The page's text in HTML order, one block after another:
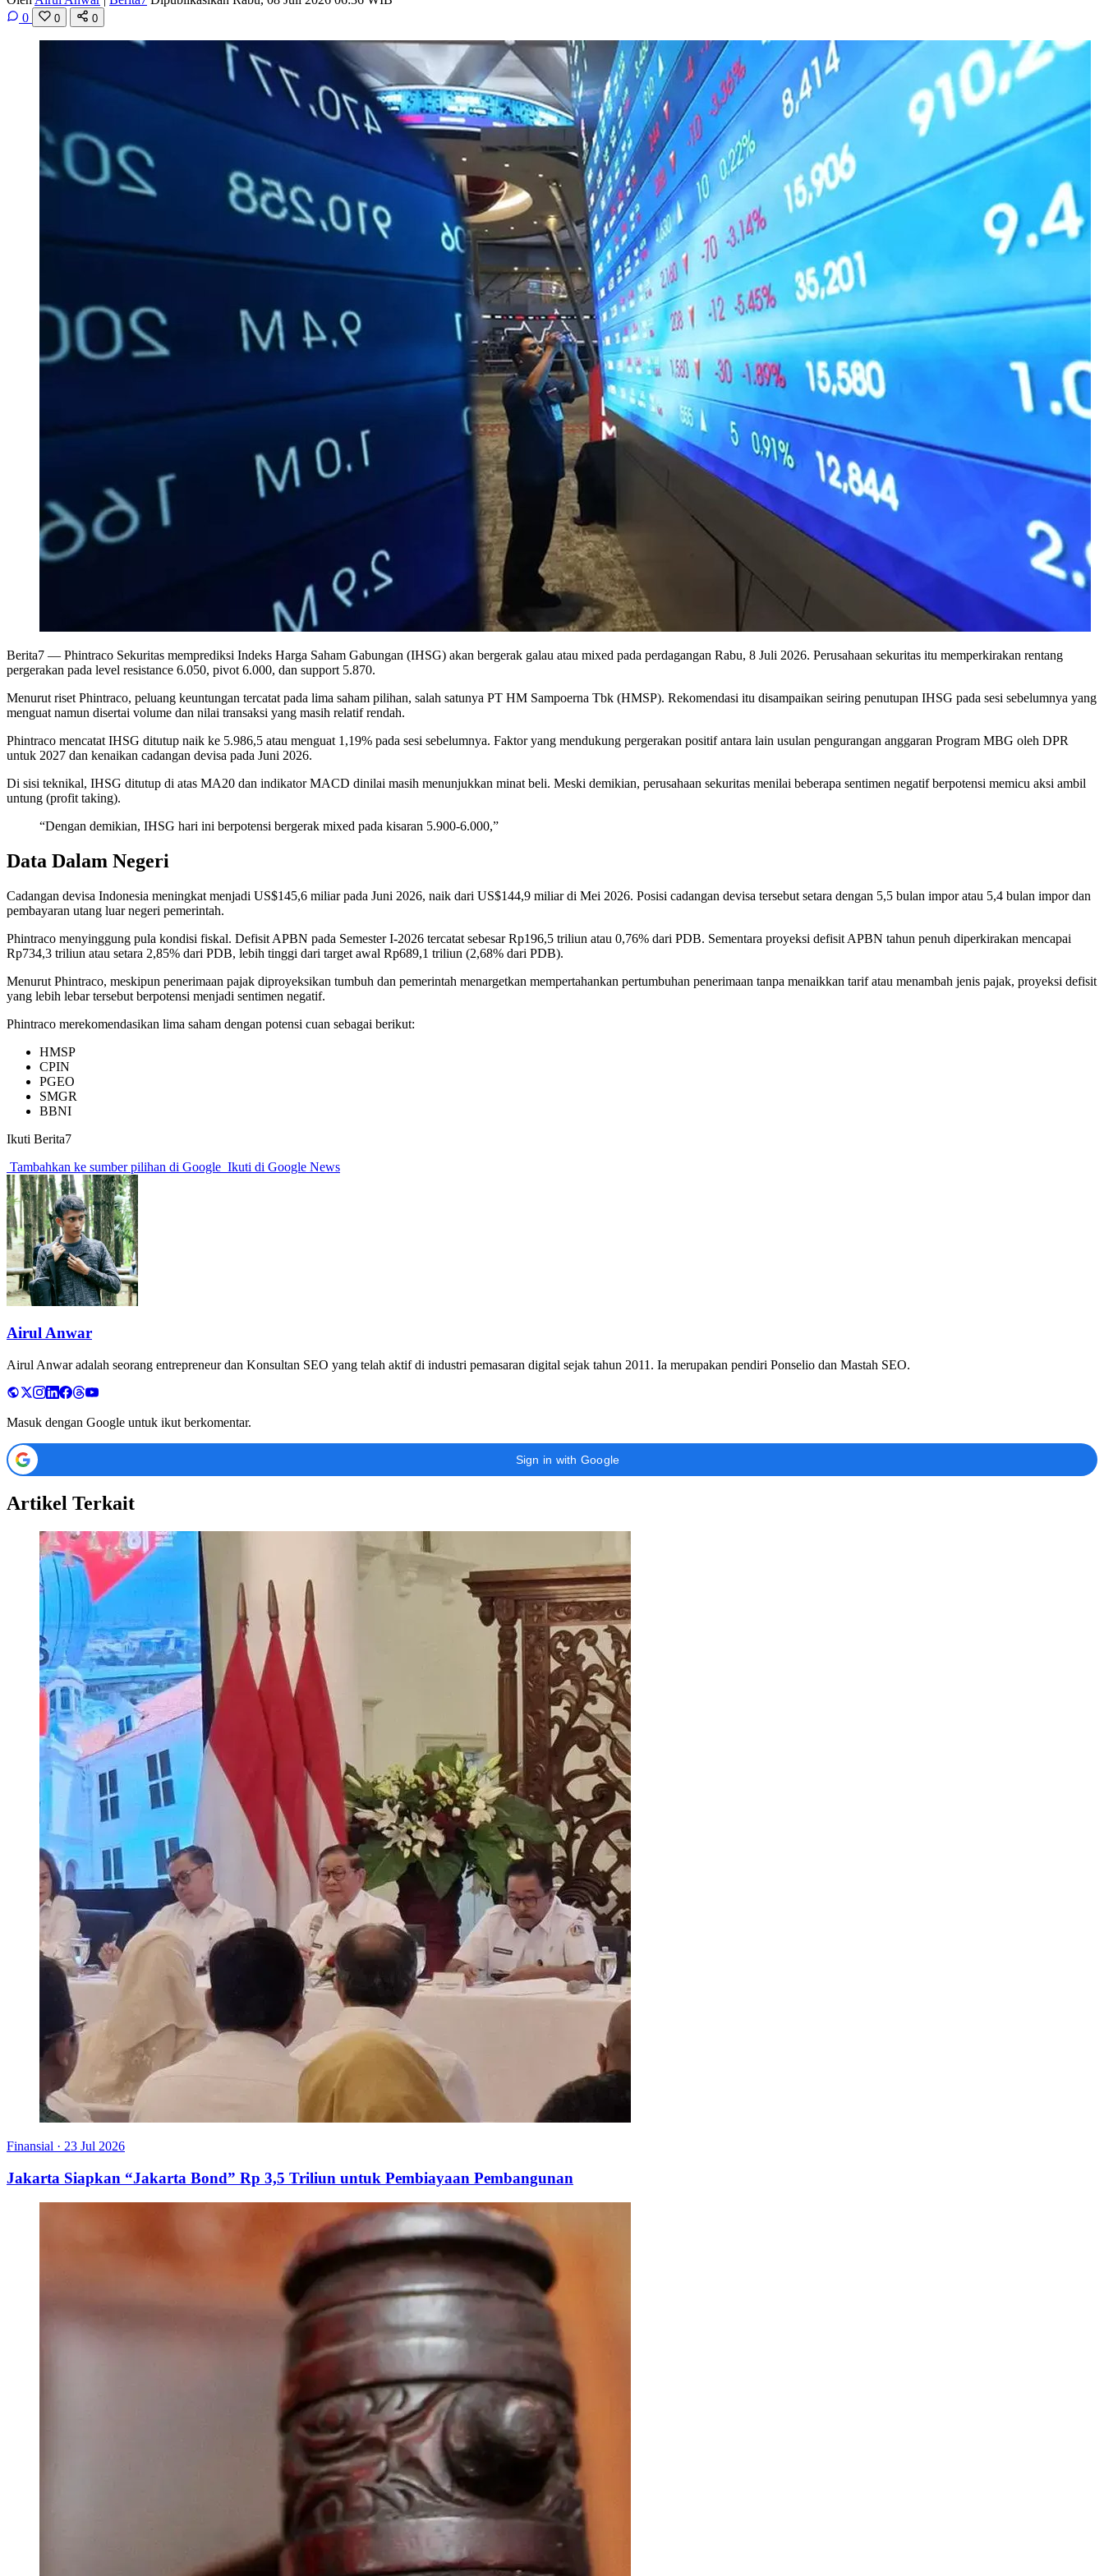
0
0 0
Berita7 — Phintraco Sekuritas memprediksi Indeks Harga Saham Gabungan (IHSG) akan bergerak galau atau mixed pada perdagangan Rabu, 8 Juli 2026. Perusahaan sekuritas itu memperkirakan rentang
pergerakan pada level resistance 6.050, pivot 6.000, dan support 5.870.
Menurut riset Phintraco, peluang keuntungan tercatat pada lima saham pilihan, salah satunya PT HM Sampoerna Tbk (HMSP). Rekomendasi itu disampaikan seiring penutupan IHSG pada sesi sebelumnya yang
menguat namun disertai volume dan nilai transaksi yang masih relatif rendah.
Phintraco mencatat IHSG ditutup naik ke 5.986,5 atau menguat 1,19% pada sesi sebelumnya. Faktor yang mendukung pergerakan positif antara lain usulan pengurangan anggaran Program MBG oleh DPR
untuk 2027 dan kenaikan cadangan devisa pada Juni 2026.
Di sisi teknikal, IHSG ditutup di atas MA20 dan indikator MACD dinilai masih menunjukkan minat beli. Meski demikian, perusahaan sekuritas menilai beberapa sentimen negatif berpotensi memicu aksi ambil
untung (profit taking).
“Dengan demikian, IHSG hari ini berpotensi bergerak mixed pada kisaran 5.900-6.000,”
Data Dalam Negeri
Cadangan devisa Indonesia meningkat menjadi US$145,6 miliar pada Juni 2026, naik dari US$144,9 miliar di Mei 2026. Posisi cadangan devisa tersebut setara dengan 5,5 bulan impor atau 5,4 bulan impor dan
pembayaran utang luar negeri pemerintah.
Phintraco menyinggung pula kondisi fiskal. Defisit APBN pada Semester I-2026 tercatat sebesar Rp196,5 triliun atau 0,76% dari PDB. Sementara proyeksi defisit APBN tahun penuh diperkirakan mencapai
Rp734,3 triliun atau setara 2,85% dari PDB, lebih tinggi dari target awal Rp689,1 triliun (2,68% dari PDB).
Menurut Phintraco, meskipun penerimaan pajak diproyeksikan tumbuh dan pemerintah menargetkan mempertahankan pertumbuhan penerimaan tanpa menaikkan tarif atau menambah jenis pajak, proyeksi defisit
yang lebih lebar tersebut berpotensi menjadi sentimen negatif.
Phintraco merekomendasikan lima saham dengan potensi cuan sebagai berikut:
HMSP
CPIN
PGEO
SMGR
BBNI
Ikuti Berita7
Tambahkan ke sumber pilihan di Google Ikuti di Google News
Airul Anwar
Airul Anwar adalah seorang entrepreneur dan Konsultan SEO yang telah aktif di industri pemasaran digital sejak tahun 2011. Ia merupakan pendiri Ponselio dan Mastah SEO.
Masuk dengan Google untuk ikut berkomentar.
Sign in with Google
Artikel Terkait
Finansial · 23 Jul 2026
Jakarta Siapkan “Jakarta Bond” Rp 3,5 Triliun untuk Pembiayaan Pembangunan